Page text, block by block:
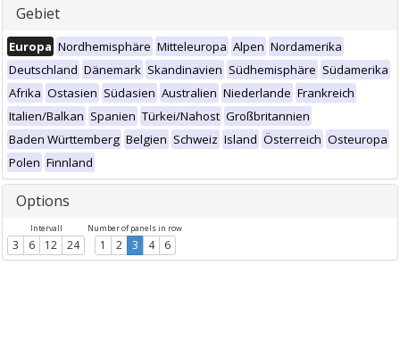
Gebiet
Europa Nordhemisphäre Mitteleuropa Alpen Nordamerika
Deutschland Dänemark Skandinavien Südhemisphäre Südamerika
Afrika Ostasien Südasien Australien Niederlande Frankreich
Italien/Balkan Spanien Türkei/Nahost Großbritannien
Baden Württemberg Belgien Schweiz Island Österreich Osteuropa
Polen Finnland
Options
Intervall
3 6 12 24
Number of panels in row
1 2 3 4 6